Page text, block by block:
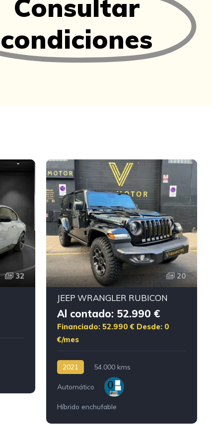
Consultar
condiciones
32 20
JEEP WRANGLER RUBICON
Al contado: 52.990 €
Financiado: 52.990 € Desde: 0
€/mes
2021 54.000 kms
Automático
Híbrido enchufable